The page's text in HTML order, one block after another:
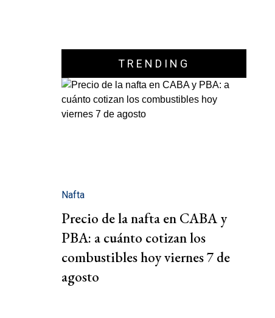
TRENDING
Nafta
Precio de la nafta en CABA y
PBA: a cuánto cotizan los
combustibles hoy viernes 7 de
agosto